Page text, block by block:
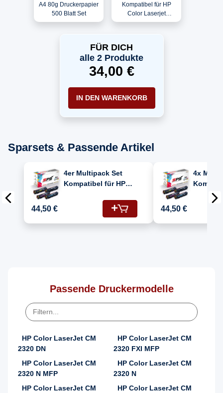
A4 80g Druckerpapier
500 Blatt Set
Kompatibel für HP
Color Laserjet
CP2020FXI / CC532A
FÜR DICH
alle 2 Produkte
34,00 €
IN DEN WARENKORB
Sparsets & Passende Artikel
4er Multipack Set
Kompatibel für HP
CP2020FXI Drucker
Toners HP 304A
CC530A Schwarz,
44,50 €
4x
Color
FXI
44,50 €
Passende Druckermodelle
HP Color LaserJet CM
2320 DN
HP Color LaserJet CM
2320 FXI MFP
HP Color LaserJet CM
2320 N MFP
HP Color LaserJet CM
2320 N
HP Color LaserJet CM
HP Color LaserJet CM